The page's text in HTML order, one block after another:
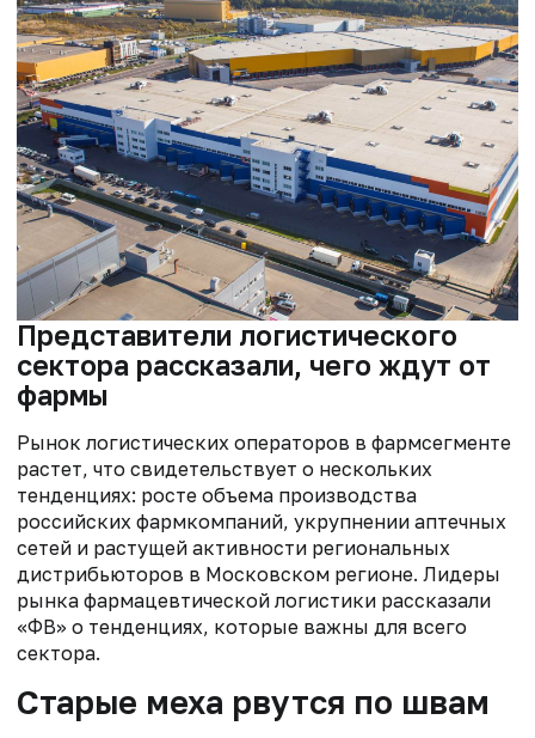
Представители логистического
сектора рассказали, чего ждут от
фармы
Рынок логистических операторов в фармсегменте
растет, что свидетельствует о нескольких
тенденциях: росте объема производства
российских фармкомпаний, укрупнении аптечных
сетей и растущей активности региональных
дистрибьюторов в Московском регионе. Лидеры
рынка фармацевтической логистики рассказали
«ФВ» о тенденциях, которые важны для всего
сектора.
Старые меха рвутся по швам